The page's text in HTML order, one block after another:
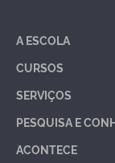
A ESCOLA
CURSOS
SERVIÇOS
PESQUISA E
ACONTECE